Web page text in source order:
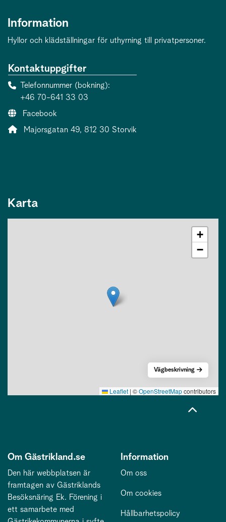
Information
Hyllor och klädställningar för uthyrning till privatpersoner.
Kontaktuppgifter
Telefonnummer (bokning)
+46 70-641 33 03
Webbsida:
Facebook
Adress:
Majorsgatan 49, 812 30 Storvik
Karta
+
−
Leaflet | ©OpenStreetMapcontributors
Vägbeskrivning
Om Gästrikland.se
Den här webbplatsen är
framtagen av Gästriklands
Besöksnäring Ek. Förening i
ett samarbete med
Information
Om oss
Om cookies
Hållbarhetspolicy